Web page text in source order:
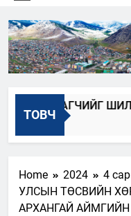
ТОВЧ
ХААГЧИЙГ
Home 2024 4 сар
УЛСЫН ТӨСВИЙН
АРХАНГАЙ